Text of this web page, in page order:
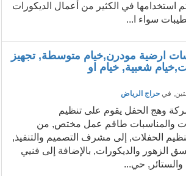
استخدامها في الكثير من أعمال الديكورات
سواء ا...
ارضية مودرن,خيام متوسطة, تجهيز
شعبية, خيام او
, في حراج الرياض
وهج الحفل يقوم على تنظيم
والمناسبات طاقم عمل مختص, من
الحفلات, إلى مشرف التصميم والتنفيذ,
الزهور والديكورات, بالإضافة إلى فنيي
والستائر, حي...